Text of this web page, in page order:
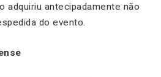
adquiriu antecipadamente não
do evento.